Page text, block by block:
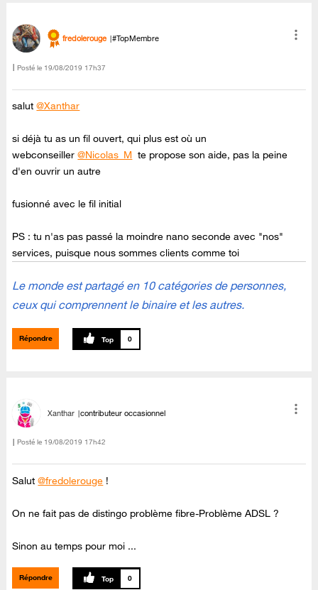
fredolerouge #TopMembre
Posté le ‎19/08/2019 17h37
salut@Xanthar
si déjà tu as un fil ouvert, qui plus est où un
webconseiller@Nicolas_M te propose son aide, pas la peine
d'en ouvrir un autre
fusionné avec le fil initial
PS : tu n'as pas passé la moindre nano seconde avec "nos"
services, puisque nous sommes clients comme toi
Le monde est partagé en 10 catégories de personnes,
ceux qui comprennent le binaire et les autres.
Répondre 0
Xanthar contributeur occasionnel
Posté le ‎19/08/2019 17h42
Salut@fredolerouge !
On ne fait pas de distingo problème fibre-Problème ADSL ?
Sinon au temps pour moi ...
Répondre 0